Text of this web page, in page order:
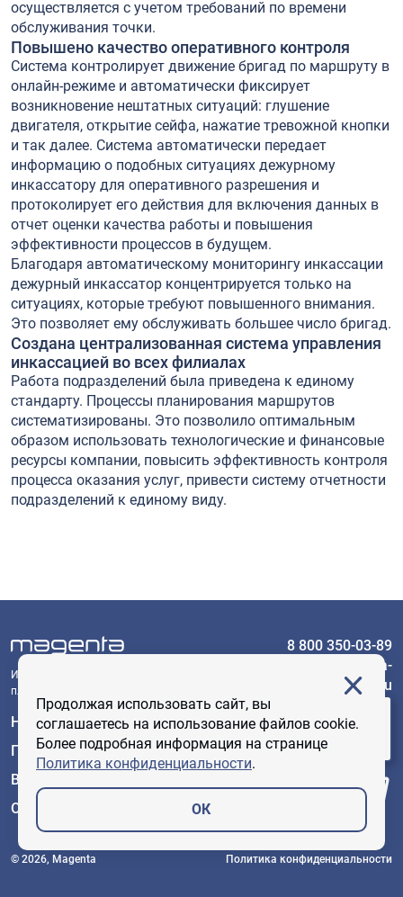
осуществляется с учетом требований по времени
обслуживания точки.
Повышено качество оперативного контроля
Система контролирует движение бригад по маршруту в
онлайн-режиме и автоматически фиксирует
возникновение нештатных ситуаций: глушение
двигателя, открытие сейфа, нажатие тревожной кнопки
и так далее. Система автоматически передает
информацию о подобных ситуациях дежурному
инкассатору для оперативного разрешения и
протоколирует его действия для включения данных в
отчет оценки качества работы и повышения
эффективности процессов в будущем.
Благодаря автоматическому мониторингу инкассации
дежурный инкассатор концентрируется только на
ситуациях, которые требуют повышенного внимания.
Это позволяет ему обслуживать большее число бригад.
Создана централизованная система управления
инкассацией во всех филиалах
Работа подразделений была приведена к единому
стандарту. Процессы планирования маршрутов
систематизированы. Это позволило оптимальным
образом использовать технологические и финансовые
ресурсы компании, повысить эффективность контроля
процесса оказания услуг, привести систему отчетности
подразделений к единому виду.
Продолжая использовать сайт, вы
соглашаетесь на использование файлов cookie.
Более подробная информация на странице
Политика конфиденциальности.
ОК
Интеллектуальная логистическая
платформа
Новости
Проекты
Вакансии
О компании
8 800 350-03-89
sales@magenta-
technology.ru
ЗАДАТЬ
ВОПРОС
© 2026, Magenta Политика конфиденциальности